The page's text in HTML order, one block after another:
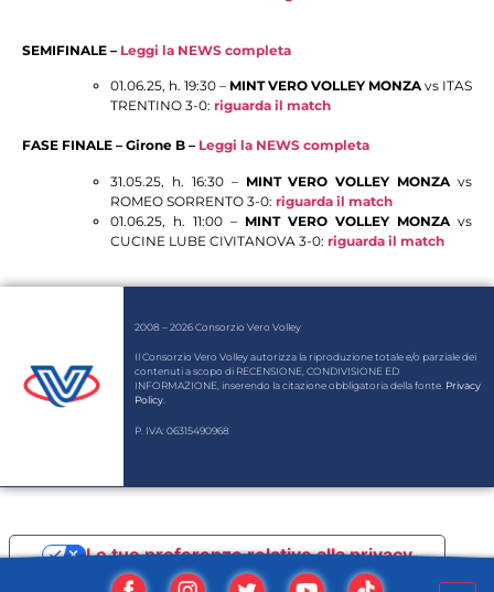
SEMIFINALE – Leggi la NEWS completa
01.06.25, h. 19:30 – MINT VERO VOLLEY MONZAvs ITAS
TRENTINO 3-0: riguarda il match
FASE FINALE – Girone B – Leggi la NEWS completa
31.05.25, h. 16:30 – MINT VERO VOLLEY MONZA vs
ROMEO SORRENTO 3-0: riguarda il match
01.06.25, h. 11:00 – MINT VERO VOLLEY MONZA vs
CUCINE LUBE CIVITANOVA 3-0: riguarda il match
2008 – 2026 Consorzio Vero Volley
Il Consorzio Vero Volley autorizza la riproduzione totale e/o parziale dei
contenuti a scopo di RECENSIONE, CONDIVISIONE ED
INFORMAZIONE, inserendo la citazione obbligatoria della fonte. Privacy
Policy.
P. IVA: 06315490968
Le tue preferenze relative alla privacy